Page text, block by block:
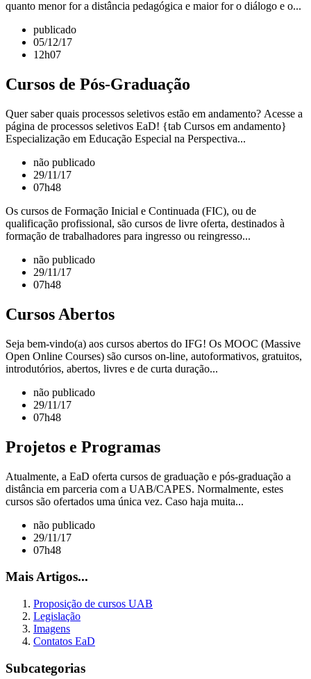
quanto menor for a distância pedagógica e maior for o diálogo e o...
publicado
05/12/17
12h07
Cursos de Pós-Graduação
Quer saber quais processos seletivos estão em andamento? Acesse a
página de processos seletivos EaD! {tab Cursos em andamento}
Especialização em Educação Especial na Perspectiva...
não publicado
29/11/17
07h48
Os cursos de Formação Inicial e Continuada (FIC), ou de
qualificação profissional, são cursos de livre oferta, destinados à
formação de trabalhadores para ingresso ou reingresso...
não publicado
29/11/17
07h48
Cursos Abertos
Seja bem-vindo(a) aos cursos abertos do IFG! Os MOOC (Massive
Open Online Courses) são cursos on-line, autoformativos, gratuitos,
introdutórios, abertos, livres e de curta duração...
não publicado
29/11/17
07h48
Projetos e Programas
Atualmente, a EaD oferta cursos de graduação e pós-graduação a
distância em parceria com a UAB/CAPES. Normalmente, estes
cursos são ofertados uma única vez. Caso haja muita...
não publicado
29/11/17
07h48
Mais Artigos...
Proposição de cursos UAB
Legislação
Imagens
Contatos EaD
Subcategorias